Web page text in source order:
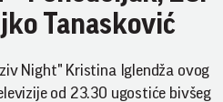
Tanasković
Night" Kristina Iglendža ovog
od 23.30 ugostiće bivšeg